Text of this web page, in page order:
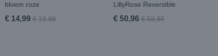
bloem roze
€ 14,99 € 19,99
LillyRose Reversible
€ 50,96 € 59,95